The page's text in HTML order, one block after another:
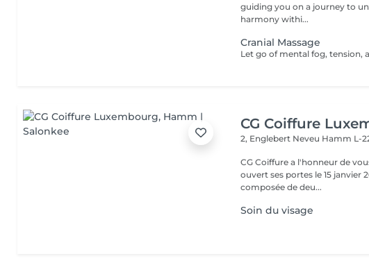
guiding you on a journey to
harmony withi...
Cranial Massage
CG Coiffure
2, Englebert Neveu Hamm L-
CG Coiffure a l'honneur de
ouvert ses portes le 15 janvier 2000. Nous sommes une
composée de deu...
Soin du visage